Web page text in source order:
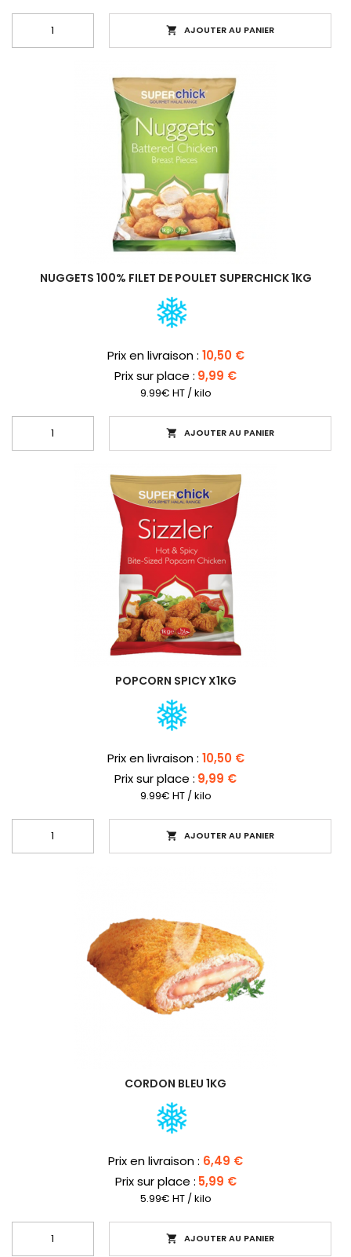
 AJOUTER AU PANIER
NUGGETS 100% FILET DE POULET SUPERCHICK 1KG
Prix
Prix en livraison : 10,50 €
Prix sur place : 9,99 €
9.99€ HT / kilo
 AJOUTER AU PANIER
POPCORN SPICY X1KG
Prix
Prix en livraison : 10,50 €
Prix sur place : 9,99 €
9.99€ HT / kilo
 AJOUTER AU PANIER
CORDON BLEU 1KG
Prix
Prix en livraison : 6,49 €
Prix sur place : 5,99 €
5.99€ HT / kilo
 AJOUTER AU PANIER